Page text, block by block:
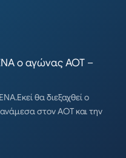
ο αγώνας ΑΟΤ –
θα διεξαχθεί ο
στον ΑΟΤ και την